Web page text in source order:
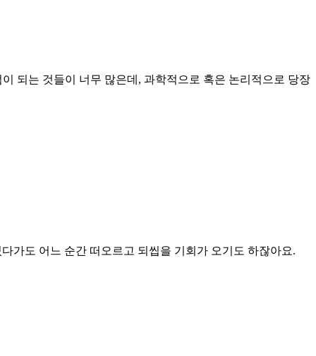
되는 것들이 너무 많은데, 과학적으로 혹은 논리적으로 당장
가도 어느 순간 떠오르고 되씹을 기회가 오기도 하잖아요.